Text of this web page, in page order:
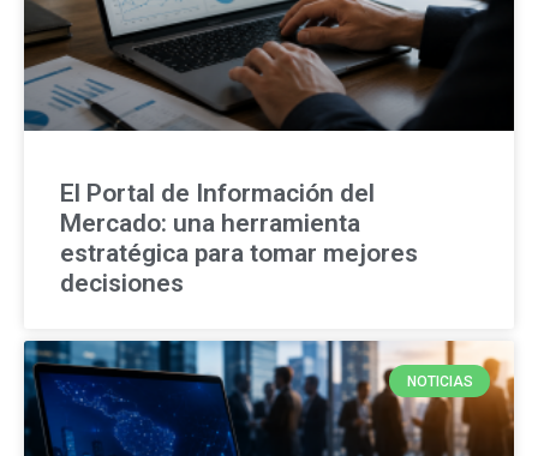
El Portal de Información del
Mercado: una herramienta
estratégica para tomar mejores
decisiones
NOTICIAS